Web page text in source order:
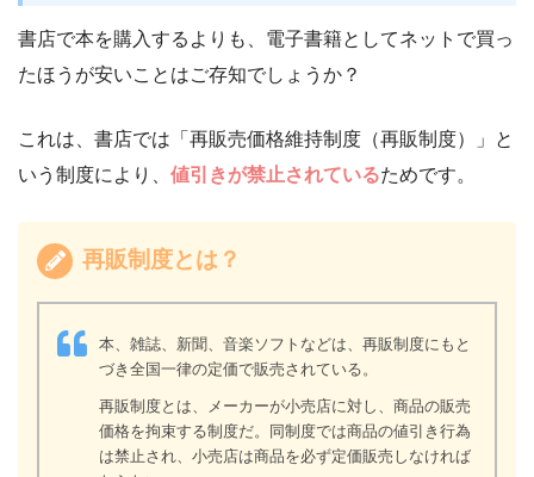
書店で本を購入するよりも、電子書籍としてネットで買っ
たほうが安いことはご存知でしょうか？
これは、書店では「再販売価格維持制度（再販制度）」と
いう制度により、 値引きが禁止されているためです。
再販制度とは？
本、雑誌、新聞、音楽ソフトなどは、再販制度にもと
づき全国一律の定価で販売されている。
再販制度とは、メーカーが小売店に対し、商品の販売
価格を拘束する制度だ。同制度では商品の値引き行為
は禁止され、小売店は商品を必ず定価販売しなければ